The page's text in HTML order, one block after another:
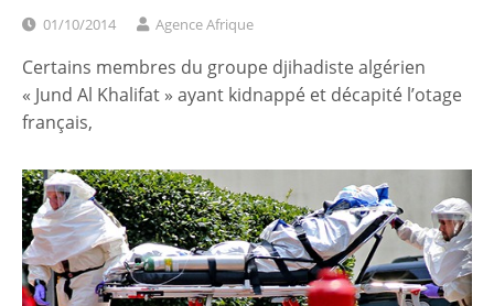
01/10/2014 Agence Afrique
Certains membres du groupe djihadiste algérien
« Jund Al Khalifat » ayant kidnappé et décapité l’otage
français,